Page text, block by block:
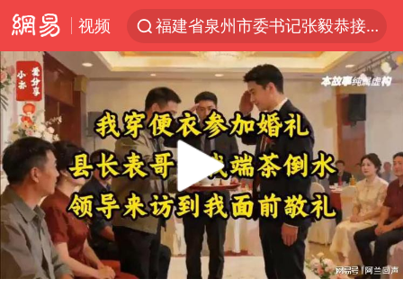
视频
福建省泉州市委书记张毅恭接受纪律审查和监察调查
台风白海豚实时路径
“电影+”如何激发千亿级消费新活力？
秘鲁和墨西哥宣布恢复外交关系
沙特土耳其巴基斯坦签署共同防务协议
中医教你一招提升气血
全球首个长时储能一体化产业园量产
四川宜宾市高县4.9级地震致1人死亡
Play
00:00 51:24